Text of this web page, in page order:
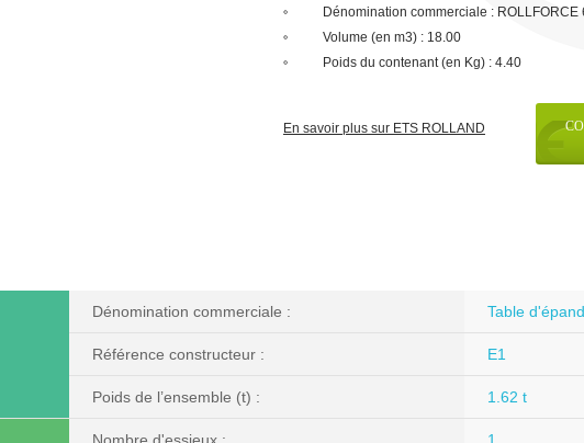
Dénomination commerciale : ROLLFORCE
Volume (en m3) : 18.00
Poids du contenant (en Kg) : 4.40
En savoir plus sur ETS ROLLAND
Dénomination commerciale : Table
Référence constructeur : E1
Poids de l’ensemble (t) : 1.62 t